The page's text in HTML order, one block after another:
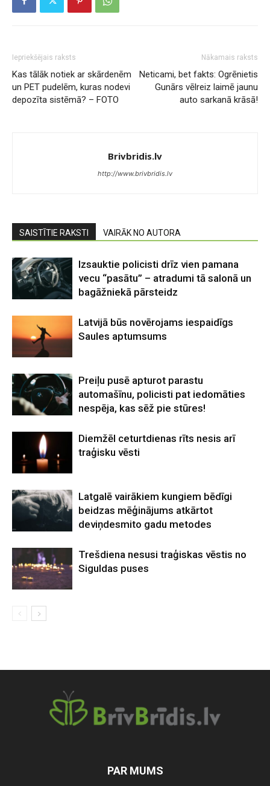
Iepriekšējais raksts
Kas tālāk notiek ar skārdenēm
un PET pudelēm, kuras nodevi
depozīta sistēmā? – FOTO
Nākamais raksts
Neticami, bet fakts: Ogrēnietis
Gunārs vēlreiz laimē jaunu
auto sarkanā krāsā!
Brivbridis.lv
http://www.brivbridis.lv
SAISTĪTIE RAKSTI VAIRĀK NO AUTORA
Izsauktie policisti drīz vien pamana
vecu “pasātu” – atradumi tā salonā un
bagāžniekā pārsteidz
Latvijā būs novērojams iespaidīgs
Saules aptumsums
Preiļu pusē apturot parastu
automašīnu, policisti pat iedomāties
nespēja, kas sēž pie stūres!
Diemžēl ceturtdienas rīts nesis arī
traģisku vēsti
Latgalē vairākiem kungiem bēdīgi
beidzas mēģinājums atkārtot
deviņdesmito gadu metodes
Trešdiena nesusi traģiskas vēstis no
Siguldas puses
PAR MUMS